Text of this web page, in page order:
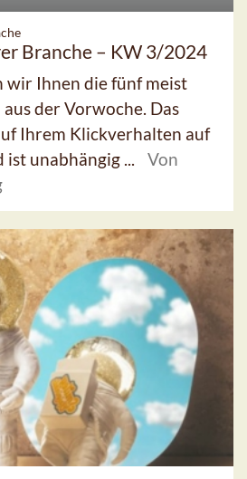
Branche – KW 3/2024
wir Ihnen die fünf meist
der Vorwoche. Das
Ihrem Klickverhalten auf
unabhängig ...
Von